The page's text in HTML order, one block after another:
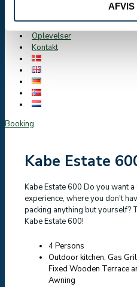
AFVIS
Aktivitetskalender
Galleri
Oplevelser
Kontakt
Booking
Kabe Estate
Kabe Estate 600 Do you want
experience, where you don't
packing anything but yourself?
Kabe Estate 600!
4 Persons
Outdoor kitchen, Gas
Fixed Wooden Terrace
Awning